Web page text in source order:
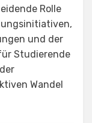
Rolle
und der
Studierende
Wandel